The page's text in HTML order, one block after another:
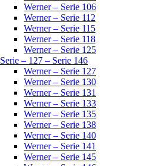
Werner – Serie 106
Werner – Serie 112
Werner – Serie 115
Werner – Serie 118
Werner – Serie 125
Serie – 127 – Serie 146
Werner – Serie 127
Werner – Serie 130
Werner – Serie 131
Werner – Serie 133
Werner – Serie 135
Werner – Serie 138
Werner – Serie 140
Werner – Serie 141
Werner – Serie 145